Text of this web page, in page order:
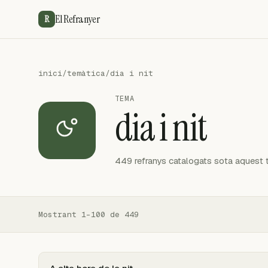
R El Refranyer
inici/temàtica/dia i nit
TEMA
dia i nit
449 refranys catalogats sota aquest
Mostrant 1–100 de 449